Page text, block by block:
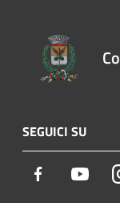
SEGUICI SU
Facebook